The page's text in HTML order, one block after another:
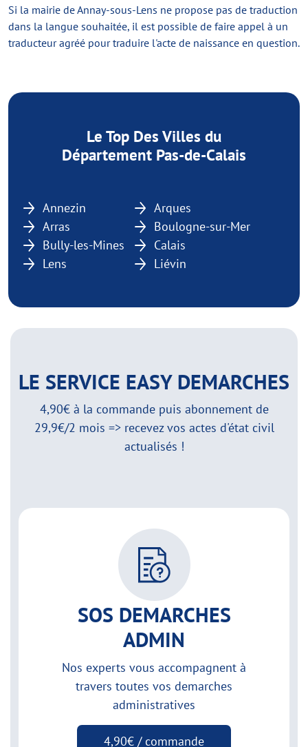
Si la mairie de Annay-sous-Lens ne propose pas de traduction
dans la langue souhaitée, il est possible de faire appel à un
traducteur agréé pour traduire l'acte de naissance en question.
Le Top Des Villes du
Département Pas-de-Calais
Annezin
Arques
Arras
Boulogne-sur-Mer
Bully-les-Mines
Calais
Lens
Liévin
LE SERVICE EASY DEMARCHES
4,90€ à la commande puis abonnement de
29,9€/2 mois => recevez vos actes d'état civil
actualisés !
SOS DEMARCHES
ADMIN
Nos experts vous accompagnent à
travers toutes vos demarches
administratives
4,90€ / commande